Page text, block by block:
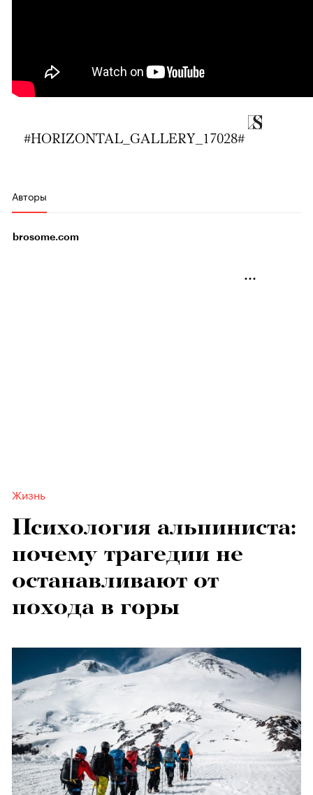
#HORIZONTAL_GALLERY_17028#
Авторы
brosome.com
Жизнь
Психология альпиниста:
почему трагедии не
останавливают от
похода в горы